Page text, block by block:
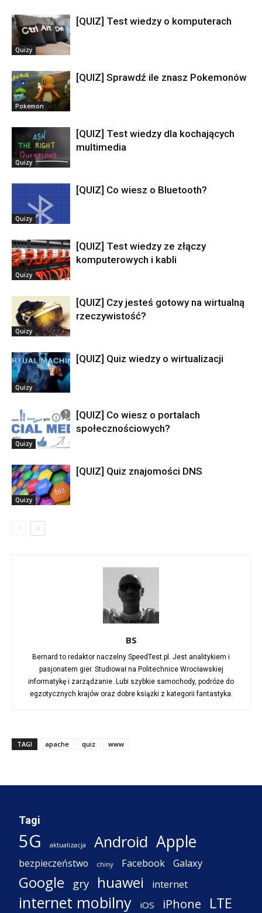
Quizy
[QUIZ] Test wiedzy o komputerach
Pokemon
[QUIZ] Sprawdź ile znasz Pokemonów
Quizy
[QUIZ] Test wiedzy dla kochających
multimedia
Quizy
[QUIZ] Co wiesz o Bluetooth?
Quizy
[QUIZ] Test wiedzy ze złączy
komputerowych i kabli
Quizy
[QUIZ] Czy jesteś gotowy na wirtualną
rzeczywistość?
Quizy
[QUIZ] Quiz wiedzy o wirtualizacji
Quizy
[QUIZ] Co wiesz o portalach
społecznościowych?
Quizy
[QUIZ] Quiz znajomości DNS
BS
Bernard to redaktor naczelny SpeedTest.pl. Jest analitykiem i
pasjonatem gier. Studiował na Politechnice Wrocławskiej
informatykę i zarządzanie. Lubi szybkie samochody, podróże do
egzotycznych krajów oraz dobre książki z kategorii fantastyka.
TAGI apache quiz www
Tagi
5G aktualizacja Android Apple
bezpieczeństwo chiny Facebook Galaxy
Google gry huawei internet
internet mobilny iOS iPhone LTE